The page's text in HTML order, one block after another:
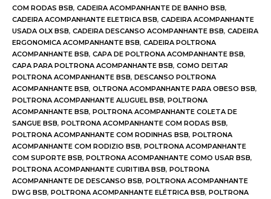
COM RODAS BSB, CADEIRA ACOMPANHANTE DE BANHO BSB,
CADEIRA ACOMPANHANTE ELETRICA BSB, CADEIRA ACOMPANHANTE
USADA OLX BSB, CADEIRA DESCANSO ACOMPANHANTE BSB, CADEIRA
ERGONOMICA ACOMPANHANTE BSB, CADEIRA POLTRONA
ACOMPANHANTE BSB, CAPA DE POLTRONA ACOMPANHANTE BSB,
CAPA PARA POLTRONA ACOMPANHANTE BSB, COMO DEITAR
POLTRONA ACOMPANHANTE BSB, DESCANSO POLTRONA
ACOMPANHANTE BSB, OLTRONA ACOMPANHANTE PARA OBESO BSB,
POLTRONA ACOMPANHANTE ALUGUEL BSB, POLTRONA
ACOMPANHANTE BSB, POLTRONA ACOMPANHANTE COLETA DE
SANGUE BSB, POLTRONA ACOMPANHANTE COM RODAS BSB,
POLTRONA ACOMPANHANTE COM RODINHAS BSB, POLTRONA
ACOMPANHANTE COM RODIZIO BSB, POLTRONA ACOMPANHANTE
COM SUPORTE BSB, POLTRONA ACOMPANHANTE COMO USAR BSB,
POLTRONA ACOMPANHANTE CURITIBA BSB, POLTRONA
ACOMPANHANTE DE DESCANSO BSB, POLTRONA ACOMPANHANTE
DWG BSB, POLTRONA ACOMPANHANTE ELÉTRICA BSB, POLTRONA